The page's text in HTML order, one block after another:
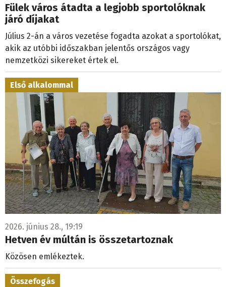
Fülek város átadta a legjobb sportolóknak
járó díjakat
Július 2-án a város vezetése fogadta azokat a sportolókat,
akik az utóbbi időszakban jelentős országos vagy
nemzetközi sikereket értek el.
Első alkalommal
2026. június 28., 19:19
Hetven év múltán is összetartoznak
Közösen emlékeztek.
Összefogás